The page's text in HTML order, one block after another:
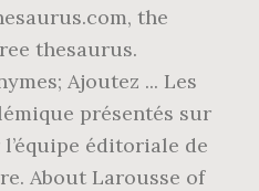
the
thesaurus.
Ajoutez ... Les
présentés sur
éditoriale de
About Larousse of